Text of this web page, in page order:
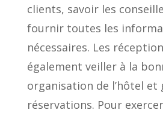
clients, savoir les
fournir toutes les
nécessaires. Les
également veiller à la
organisation de l’hôtel et
réservations. Pour